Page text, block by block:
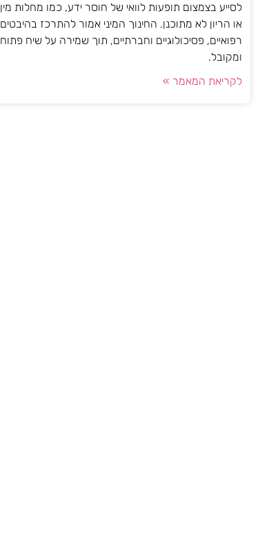
לסייע בצמצום תופעות לוואי של חוסר ידע, כמו מחלות מין
או הריון לא מתוכנן. החינוך המיני אמור להתרכז בהיבטים
רפואיים, פסיכולוגיים וחברתיים, תוך שמירה על שיח פתוח
ומקובל.
לקריאת המאמר »